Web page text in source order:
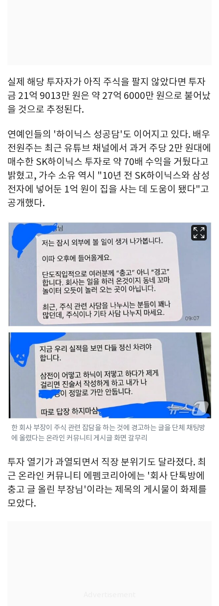
실제 해당 투자자가 아직 주식을 팔지 않았다면 투자
금 21억 9013만 원은 약 27억 6000만 원으로 불어났
을 것으로 추정된다.
연예인들의 '하이닉스 성공담'도 이어지고 있다. 배우
전원주는 최근 유튜브 채널에서 과거 주당 2만 원대에
매수한 SK하이닉스 투자로 약 70배 수익을 거뒀다고
밝혔고, 가수 소유 역시 "10년 전 SK하이닉스와 삼성
전자에 넣어둔 1억 원이 집을 사는 데 도움이 됐다"고
공개했다.
한 회사 부장이 주식 관련 잡담을 하는 것에 경고하는 글을 단체 채팅방
에 올렸다는 온라인 커뮤니티 게시글 화면 갈무리
투자 열기가 과열되면서 직장 분위기도 달라졌다. 최
근 온라인 커뮤니티 에펨코리아에는 '회사 단톡방에
충고 글 올린 부장님'이라는 제목의 게시물이 화제를
모았다.